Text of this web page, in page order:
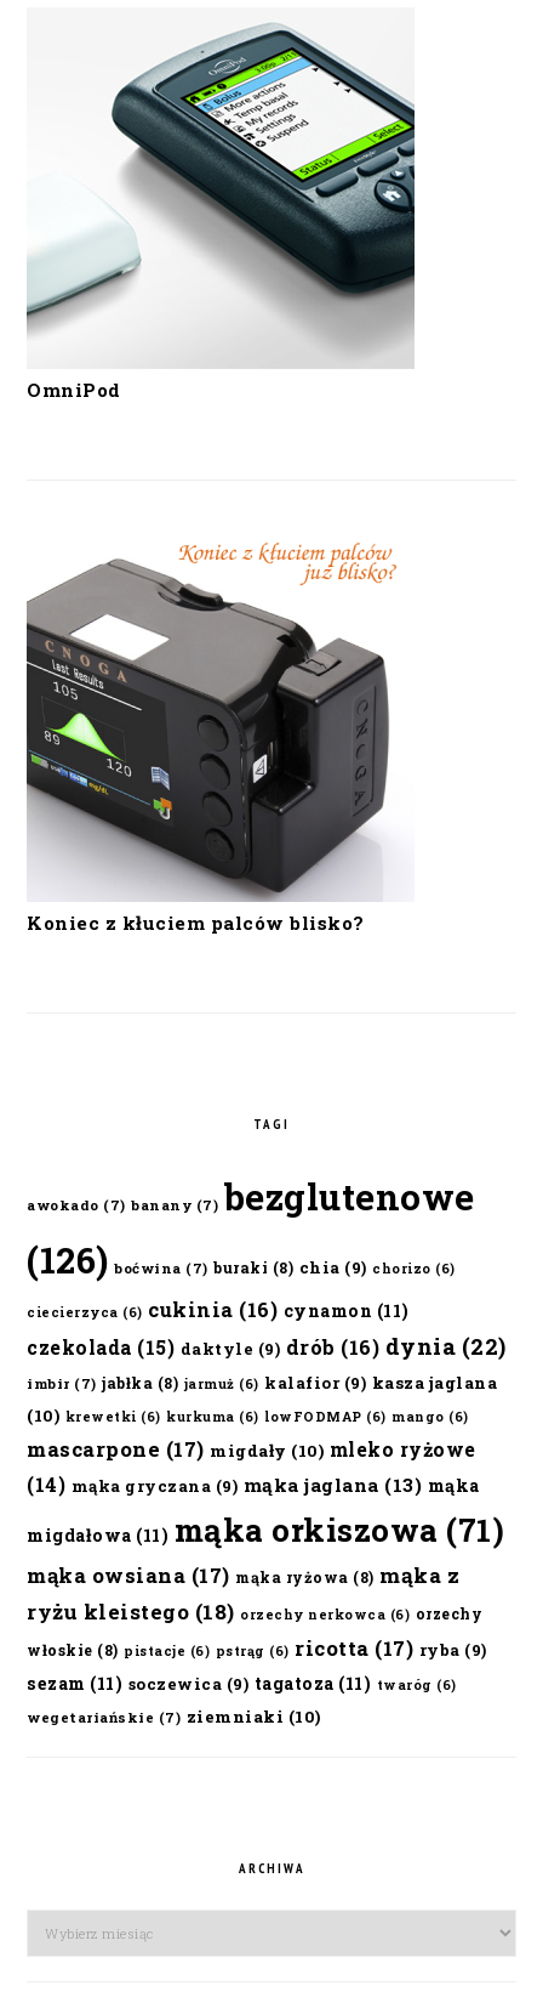
OmniPod
Koniec z kłuciem palców blisko?
TAGI
awokado (7) banany (7) bezglutenowe
(126) boćwina (7) buraki (8) chia (9) chorizo (6)
ciecierzyca (6) cukinia (16) cynamon (11)
czekolada (15) daktyle (9) drób (16) dynia (22)
imbir (7) jabłka (8) jarmuż (6) kalafior(9) kasza jaglana
(10) krewetki (6) kurkuma (6) lowFODMAP (6) mango (6)
mascarpone (17) migdały (10) mleko ryżowe
(14) mąka gryczana (9) mąka jaglana (13) mąka
migdałowa (11) mąka orkiszowa (71)
mąka owsiana (17) mąka ryżowa (8) mąka z
ryżu kleistego (18) orzechy nerkowca (6) orzechy
włoskie (8) pistacje (6) pstrąg (6) ricotta (17) ryba (9)
sezam (11) soczewica (9) tagatoza (11) twaróg (6)
wegetariańskie (7) ziemniaki (10)
ARCHIWA
Archiwa